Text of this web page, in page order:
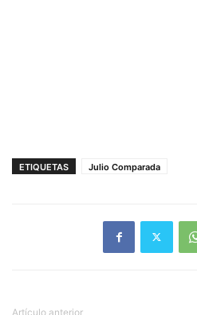
ETIQUETAS Julio Comparada
Artículo anterior